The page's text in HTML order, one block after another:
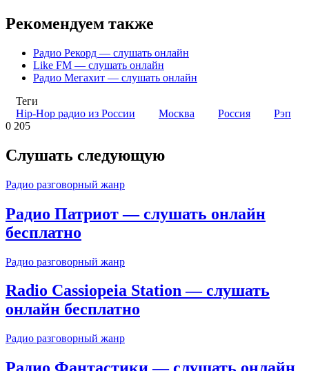
Рекомендуем также
Радио Рекорд — слушать онлайн
Like FM — слушать онлайн
Радио Мегахит — слушать онлайн
Теги
Hip-Hop радио из России
Москва Россия
Рэп
0 205
Слушать следующую
Радио разговорный жанр
Радио Патриот — слушать онлайн
бесплатно
Радио разговорный жанр
Radio Cassiopeia Station — слушать
онлайн бесплатно
Радио разговорный жанр